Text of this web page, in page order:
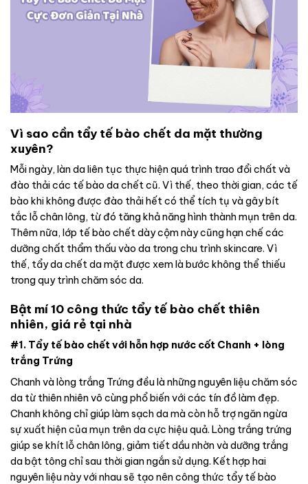
Vì sao cần tẩy tế bào chết da mặt thường
xuyên?
Mỗi ngày, làn da liên tục thực hiện quá trình trao đổi chất và
đào thải các tế bào da chết cũ. Vì thế, theo thời gian, các tế
bào khi không được đào thải hết có thể tích tụ và gây bít
tắc lỗ chân lông, từ đó tăng khả năng hình thành mụn trên da.
Thêm nữa, lớp tế bào chết dày cộm này cũng hạn chế các
dưỡng chất thẩm thấu vào da trong chu trình skincare. Vì
thế, tẩy da chết da mặt được xem là bước không thể thiếu
trong quy trình chăm sóc da.
Bật mí 10 công thức tẩy tế bào chết thiên
nhiên, giá rẻ tại nhà
#1. Tẩy tế bào chết với hỗn hợp nước cốt Chanh + lòng
trắng Trứng
Chanh và lòng trắng Trứng đều là những nguyên liệu chăm sóc
da từ thiên nhiên vô cùng phổ biến với các tín đồ làm đẹp.
Chanh không chỉ giúp làm sạch da mà còn hỗ trợ ngăn ngừa
sự xuất hiện của mụn trên da cực hiệu quả. Lòng trắng trứng
giúp se khít lỗ chân lông, giảm tiết dầu nhờn và dưỡng trắng
da bật tông chỉ sau thời gian ngắn sử dụng. Kết hợp hai
nguyên liệu này với nhau sẽ tạo nên công thức tẩy tế bào